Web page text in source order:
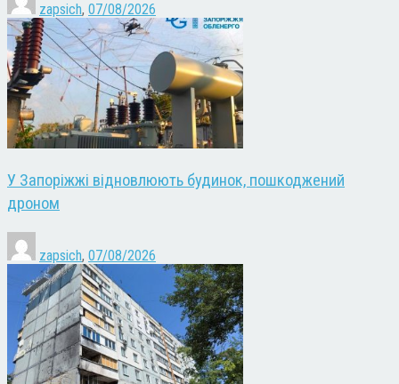
zapsich, 07/08/2026
У Запоріжжі відновлюють будинок, пошкоджений
дроном
zapsich, 07/08/2026